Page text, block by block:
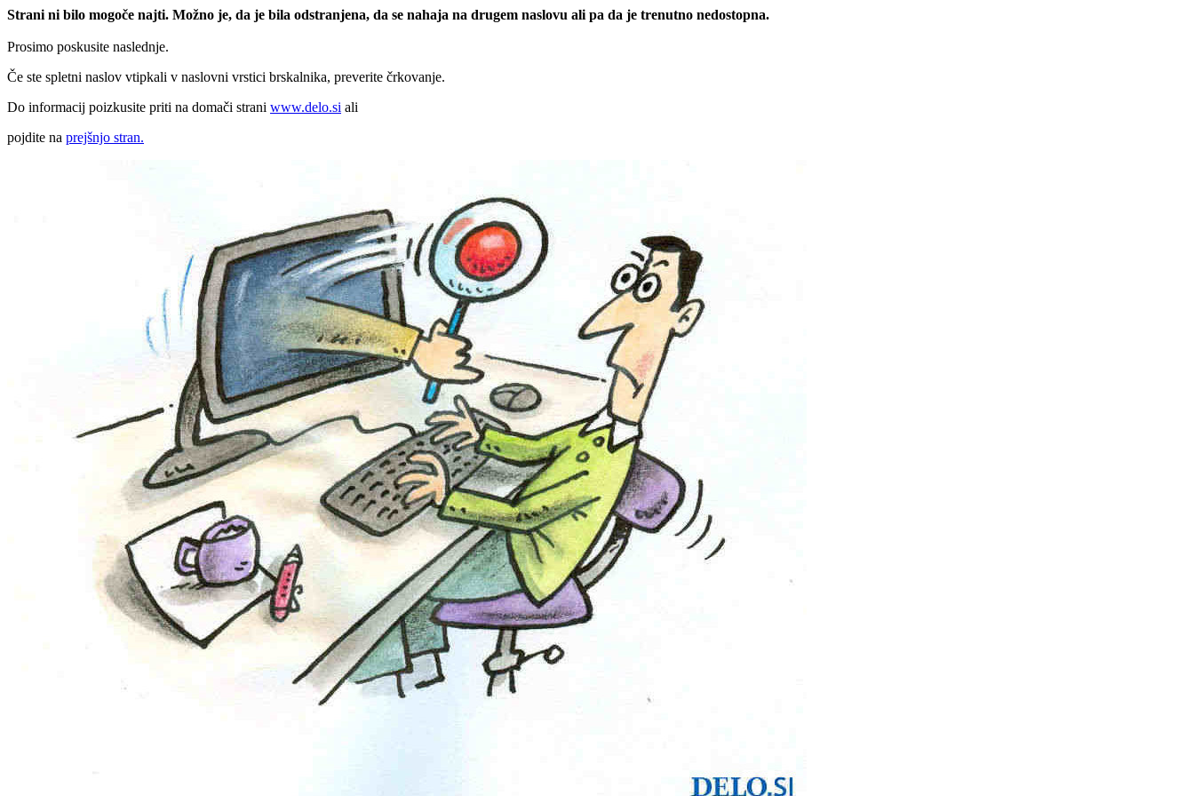
Strani ni bilo mogoče najti. Možno je, da je bila odstranjena, da se nahaja na drugem naslovu ali pa da je trenutno nedostopna.
Prosimo poskusite naslednje.
Če ste spletni naslov vtipkali v naslovni vrstici brskalnika, preverite črkovanje.
Do informacij poizkusite priti na domači strani www.delo.si ali
pojdite na prejšnjo stran.